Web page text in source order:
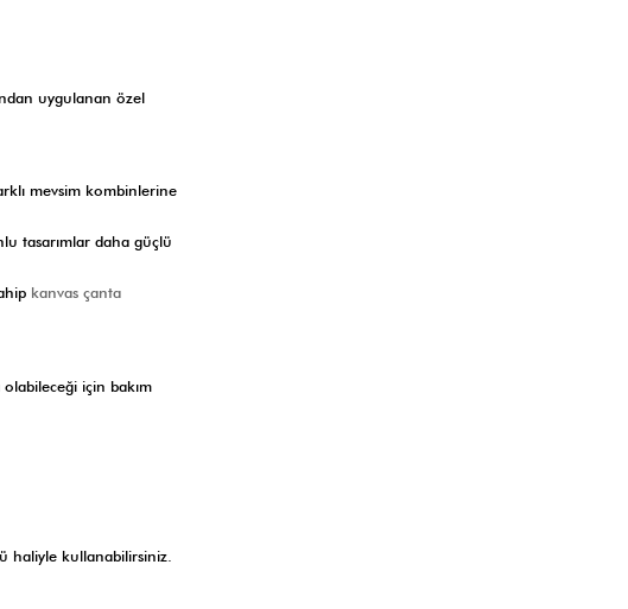
uygulanan özel
mevsim kombinlerine
tasarımlar daha güçlü
kanvas çanta
olabileceği için bakım
haliyle kullanabilirsiniz.